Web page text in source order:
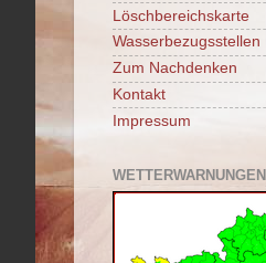
Löschbereichskarte
Wasserbezugsstellen
Zum Nachdenken
Kontakt
Impressum
WETTERWARNUNGEN